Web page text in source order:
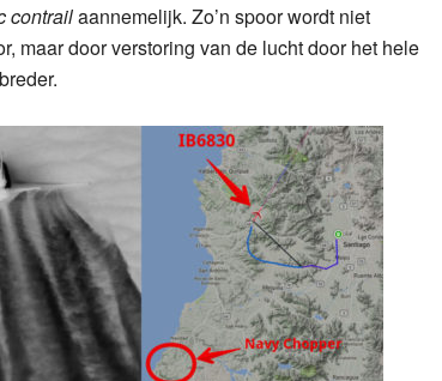
contrailaannemelijk. Zo’n spoor wordt niet
maar door verstoring van de lucht door het hele